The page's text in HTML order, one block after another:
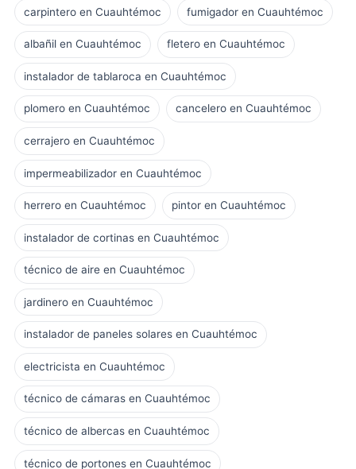
carpintero en Cuauhtémoc fumigador en Cuauhtémoc
albañil en Cuauhtémoc fletero en Cuauhtémoc
instalador de tablaroca en Cuauhtémoc
plomero en Cuauhtémoc cancelero en Cuauhtémoc
cerrajero en Cuauhtémoc
impermeabilizador en Cuauhtémoc
herrero en Cuauhtémoc pintor en Cuauhtémoc
instalador de cortinas en Cuauhtémoc
técnico de aire en Cuauhtémoc
jardinero en Cuauhtémoc
instalador de paneles solares en Cuauhtémoc
electricista en Cuauhtémoc
técnico de cámaras en Cuauhtémoc
técnico de albercas en Cuauhtémoc
técnico de portones en Cuauhtémoc